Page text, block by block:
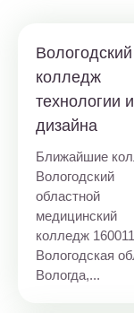
Вологодский
колледж
технологии и
дизайна
Ближайшие
Вологодский
областной
медицинский
колледж
Вологодская
Вологда,...